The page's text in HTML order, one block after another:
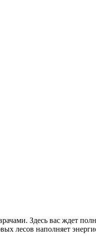
Здесь вас ждет
лесов наполняет